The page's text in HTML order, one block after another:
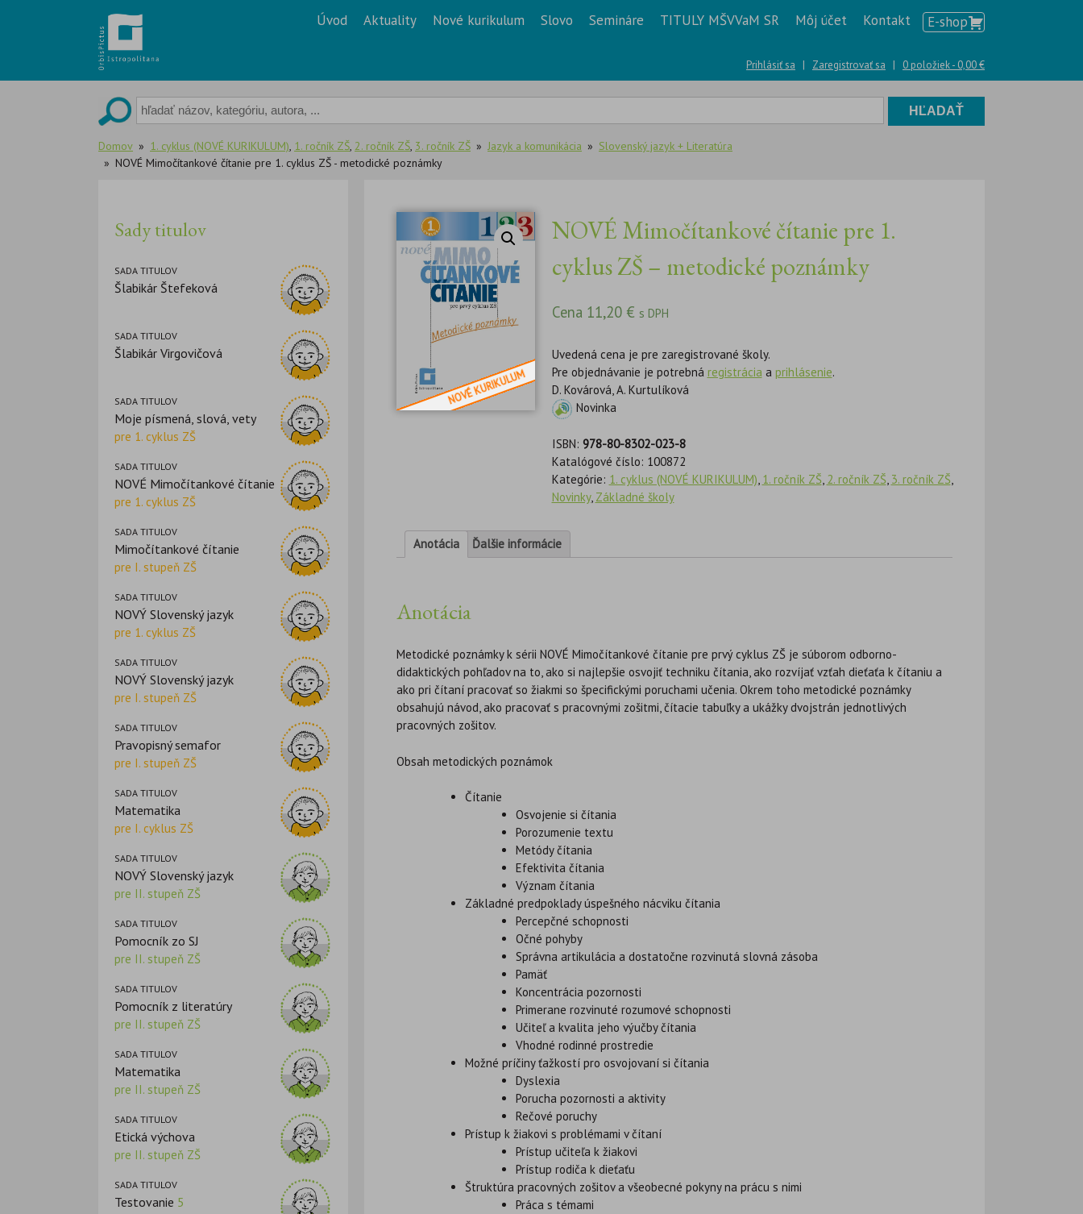
Úvod Aktuality Nové kurikulum Slovo Semináre TITULY MŠVVaM SR Môj účet Kontakt E-shop
Prihlásiť sa | Zaregistrovať sa | 0 položiek - 0,00€
Domov 1. cyklus (NOVÉ KURIKULUM), 1. ročník ZŠ, 2. ročník ZŠ, 3. ročník ZŠ Jazyk a komunikácia
Slovenský jazyk + Literatúra
NOVÉ Mimočítankové čítanie pre 1. cyklus ZŠ - metodické poznámky
Sady titulov
SADA TITULOV
Šlabikár Štefeková
SADA TITULOV
Šlabikár Virgovičová
SADA TITULOV
Moje písmená, slová, vety
pre 1. cyklus ZŠ
SADA TITULOV
NOVÉ Mimočítankové čítanie
pre 1. cyklus ZŠ
SADA TITULOV
Mimočítankové čítanie
pre I. stupeň ZŠ
SADA TITULOV
NOVÝ Slovenský jazyk
pre 1. cyklus ZŠ
SADA TITULOV
NOVÝ Slovenský jazyk
pre I. stupeň ZŠ
SADA TITULOV
Pravopisný semafor
pre I. stupeň ZŠ
SADA TITULOV
Matematika
pre I. cyklus ZŠ
SADA TITULOV
NOVÝ Slovenský jazyk
pre II. stupeň ZŠ
SADA TITULOV
Pomocník zo SJ
pre II. stupeň ZŠ
SADA TITULOV
Pomocník z literatúry
pre II. stupeň ZŠ
SADA TITULOV
Matematika
pre II. stupeň ZŠ
SADA TITULOV
Etická výchova
pre II. stupeň ZŠ
SADA TITULOV
Testovanie 5
NOVÉ Mimočítankové čítanie pre 1.
cyklus ZŠ – metodické poznámky
Cena 11,20 € s DPH
Uvedená cena je pre zaregistrované školy.
Pre objednávanie je potrebná registrácia a prihlásenie.
D. Kovárová, A. Kurtulíková
Novinka
ISBN: 978-80-8302-023-8
Katalógové číslo: 100872
Kategórie: 1. cyklus (NOVÉ KURIKULUM), 1. ročník ZŠ, 2. ročník ZŠ, 3. ročník ZŠ,
Novinky, Základné školy
Anotácia Ďalšie informácie
Anotácia
Metodické poznámky k sérii NOVÉ Mimočítankové čítanie pre prvý cyklus ZŠ je súborom odborno-
didaktických pohľadov na to, ako si najlepšie osvojiť techniku čítania, ako rozvíjať vzťah dieťaťa k čítaniu a
ako pri čítaní pracovať so žiakmi so špecifickými poruchami učenia. Okrem toho metodické poznámky
obsahujú návod, ako pracovať s pracovnými zošitmi, čítacie tabuľky a ukážky dvojstrán jednotlivých
pracovných zošitov.
Obsah metodických poznámok
Čítanie
Osvojenie si čítania
Porozumenie textu
Metódy čítania
Efektivita čítania
Význam čítania
Základné predpoklady úspešného nácviku čítania
Percepčné schopnosti
Očné pohyby
Správna artikulácia a dostatočne rozvinutá slovná zásoba
Pamäť
Koncentrácia pozornosti
Primerane rozvinuté rozumové schopnosti
Učiteľ a kvalita jeho výučby čítania
Vhodné rodinné prostredie
Možné príčiny ťažkostí pro osvojovaní si čítania
Dyslexia
Porucha pozornosti a aktivity
Rečové poruchy
Prístup k žiakovi s problémami v čítaní
Prístup učiteľa k žiakovi
Prístup rodiča k dieťaťu
Štruktúra pracovných zošitov a všeobecné pokyny na prácu s nimi
Práca s témami